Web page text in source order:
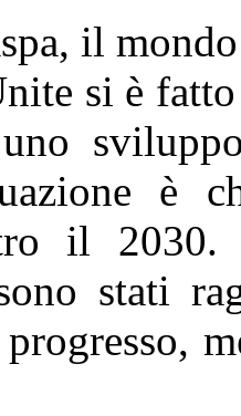
il
si è
è
il
stati